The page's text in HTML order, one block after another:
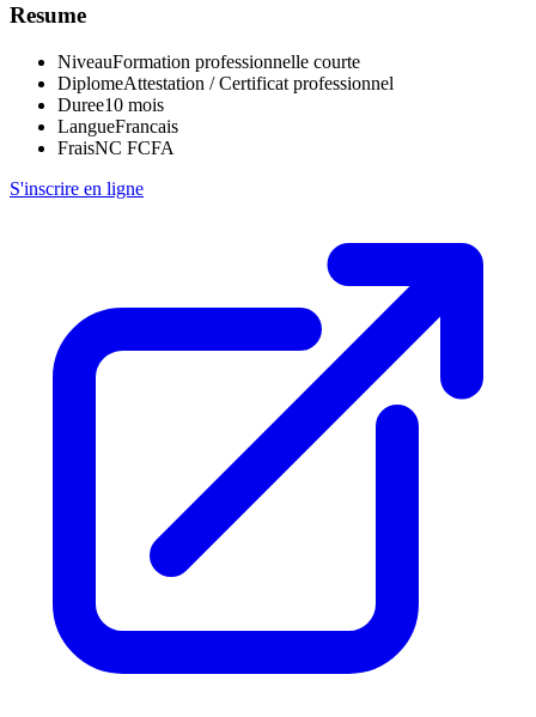
Resume
NiveauFormation professionnelle courte
DiplomeAttestation / Certificat professionnel
Duree10 mois
LangueFrancais
FraisNC FCFA
S'inscrire en ligne